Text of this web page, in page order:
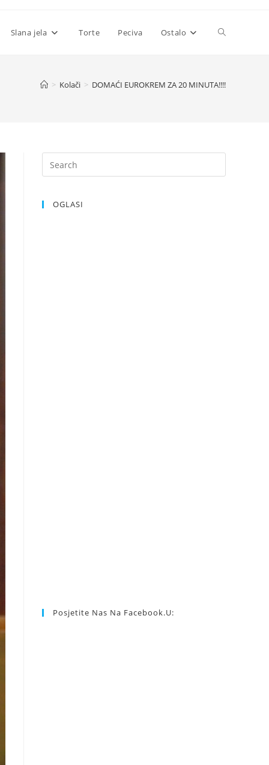
Slana jela Torte Peciva Ostalo Toggle
> Kolači > DOMAĆI EUROKREM ZA 20 MINUTA!!!!
OGLASI
Posjetite Nas Na Facebook.u: